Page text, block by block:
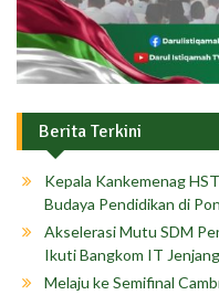
Berita Terkini
Kepala Kankemenag
Budaya Pendidikan di
Akselerasi Mutu SDM
Ikuti Bangkom IT
Melaju ke Semifinal